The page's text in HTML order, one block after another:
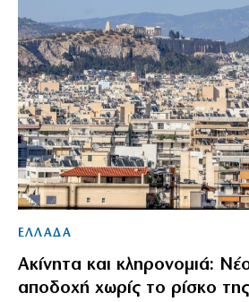
ΕΛΛΑΔΑ
Ακίνητα και κληρονομιά:
αποδοχή χωρίς το ρίσκο